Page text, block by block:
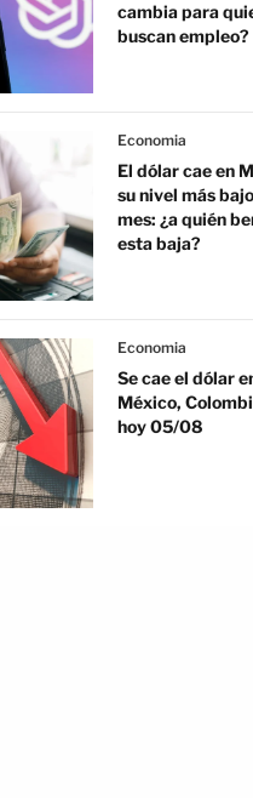
cambia para
buscan empleo?
Economia
El dólar cae en
su nivel más
mes: ¿a quién
esta baja?
Economia
Se cae el dólar
México,
hoy 05/08